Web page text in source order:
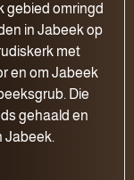
gebied omringd
in Jabeek op
met
en om Jabeek
Die
gehaald en
Jabeek.